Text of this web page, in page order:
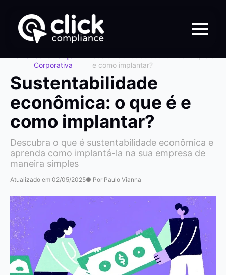
Corporativa
e como implantar?
Sustentabilidade
econômica: o que é e
como implantar?
Descubra o que é sustentabilidade econômica e
aprenda como implantá-la na sua empresa de
maneira simples
Atualizado em 02/05/2025● Por Paulo Vianna